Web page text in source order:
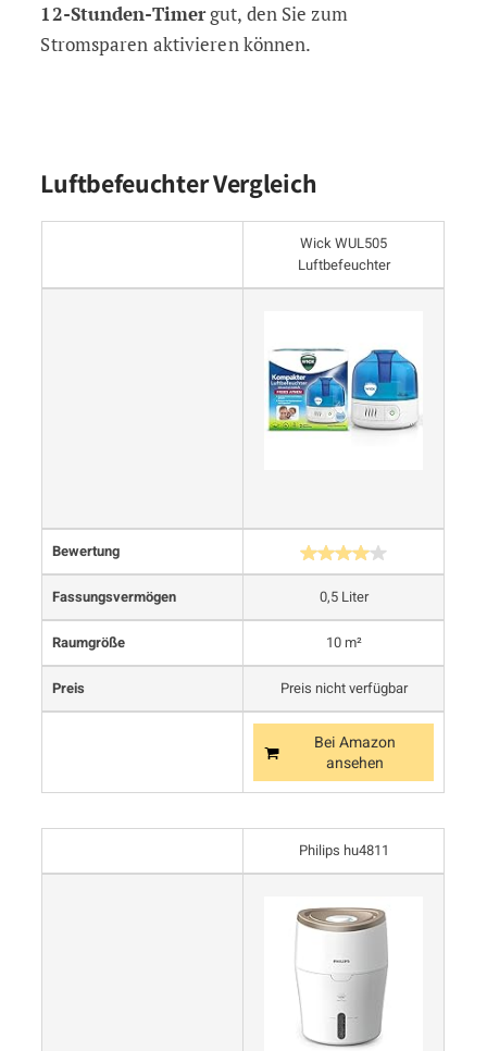
12-Stunden-Timergut, den Sie zum
Stromsparen aktivieren können.
Luftbefeuchter Vergleich
Wick WUL505
Luftbefeuchter
Bewertung
Fassungsvermögen 0,5 Liter
Raumgröße 10 m²
Preis Preis nicht verfügbar
Bei Amazon
ansehen
Philips hu4811